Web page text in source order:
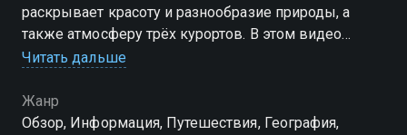
раскрывает красоту и разнообразие природы, а
также атмосферу трёх курортов. В этом видео
зрители познакомятся с уникальными уголками
Читать дальше
Жанр
Обзор, Информация, Путешествия, География,